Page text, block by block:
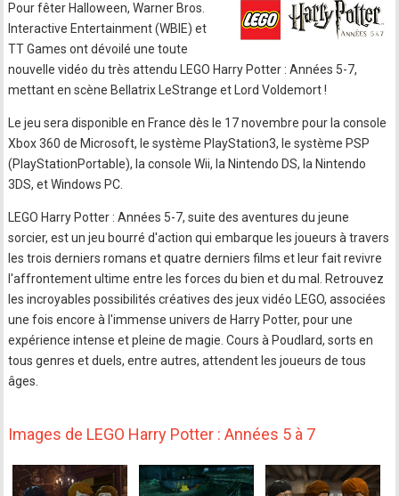
Pour fêter Halloween, Warner Bros.
Interactive Entertainment (WBIE) et
TT Games ont dévoilé une toute
nouvelle vidéo du très attendu LEGO Harry Potter : Années 5-7,
mettant en scène Bellatrix LeStrange et Lord Voldemort !
Le jeu sera disponible en France dès le 17 novembre pour la console
Xbox 360 de Microsoft, le système PlayStation3, le système PSP
(PlayStationPortable), la console Wii, la Nintendo DS, la Nintendo
3DS, et Windows PC.
LEGO Harry Potter : Années 5-7, suite des aventures du jeune
sorcier, est un jeu bourré d'action qui embarque les joueurs à travers
les trois derniers romans et quatre derniers films et leur fait revivre
l'affrontement ultime entre les forces du bien et du mal. Retrouvez
les incroyables possibilités créatives des jeux vidéo LEGO, associées
une fois encore à l'immense univers de Harry Potter, pour une
expérience intense et pleine de magie. Cours à Poudlard, sorts en
tous genres et duels, entre autres, attendent les joueurs de tous
âges.
Images de LEGO Harry Potter : Années 5 à 7